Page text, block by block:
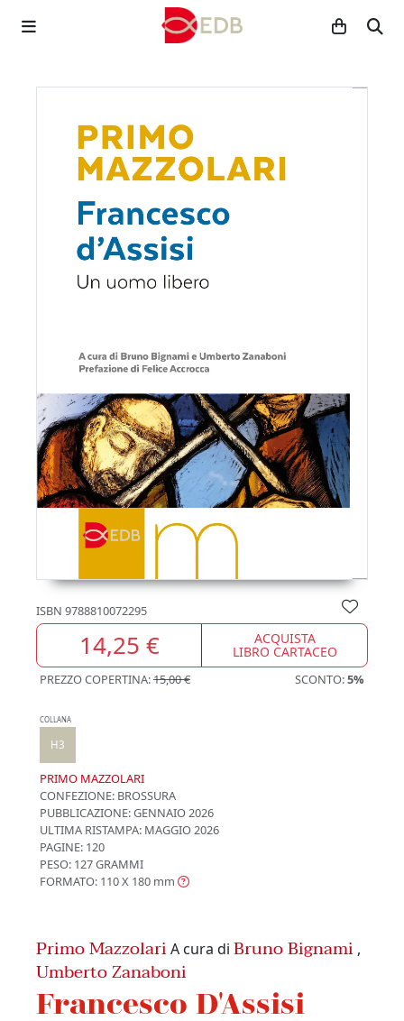
ISBN 9788810072295
14,25 € ACQUISTA
LIBRO CARTACEO
PREZZO COPERTINA:15,00 € SCONTO:5%
COLLANA
H3
PRIMO MAZZOLARI
CONFEZIONE: BROSSURA
PUBBLICAZIONE:GENNAIO 2026
ULTIMA RISTAMPA: MAGGIO 2026
PAGINE: 120
PESO: 127 GRAMMI
FORMATO: 110 X 180 mm
Primo Mazzolari A cura di Bruno Bignami ,
Umberto Zanaboni
Francesco D'Assisi